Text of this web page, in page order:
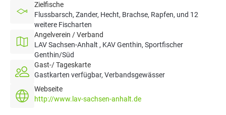
Zielfische
Flussbarsch, Zander, Hecht, Brachse, Rapfen, und 12
weitere Fischarten
Angelverein / Verband
LAV Sachsen-Anhalt , KAV Genthin, Sportfischer
Genthin/Süd
Gast-/ Tageskarte
Gastkarten verfügbar, Verbandsgewässer
Webseite
http://www.lav-sachsen-anhalt.de